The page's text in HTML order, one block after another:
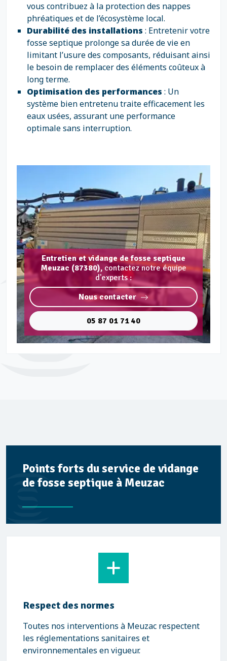
vous contribuez à la protection des nappes
phréatiques et de l’écosystème local.
Durabilité des installations : Entretenir votre
fosse septique prolonge sa durée de vie en
limitant l’usure des composants, réduisant ainsi
le besoin de remplacer des éléments coûteux à
long terme.
Optimisation des performances : Un
système bien entretenu traite efficacement les
eaux usées, assurant une performance
optimale sans interruption.
Entretien et vidange de fosse septique
Meuzac (87380), contactez notre équipe
d'experts :
Nous contacter
05 87 01 71 40
Points forts du service de vidange
de fosse septique à Meuzac
Respect des normes
Toutes nos interventions à Meuzac respectent
les réglementations sanitaires et
environnementales en vigueur.